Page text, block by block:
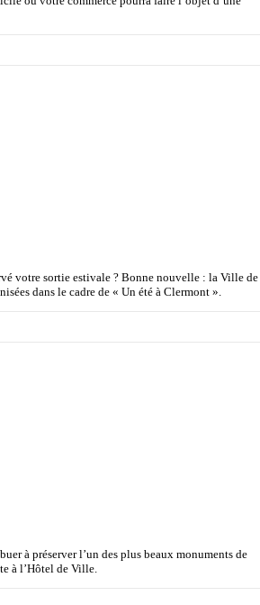
votre sortie estivale ? Bonne nouvelle : la Ville de
dans le cadre de « Un été à Clermont ».
à préserver l’un des plus beaux monuments de
à l’Hôtel de Ville.